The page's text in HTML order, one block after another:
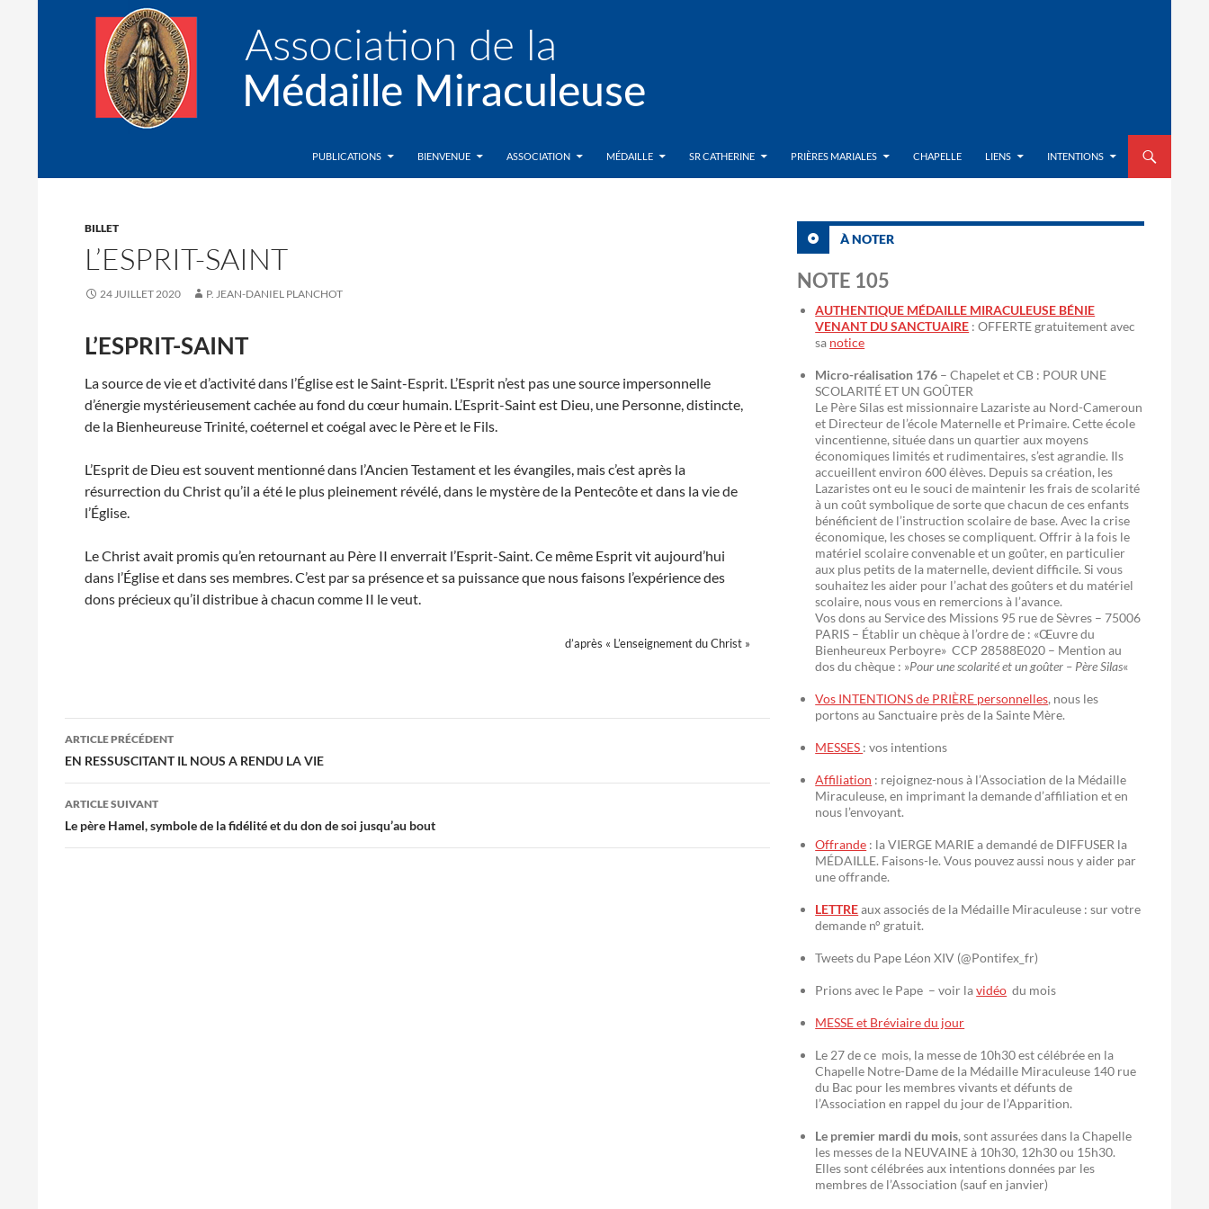
Association de la Médaille MiraculeusePUBLICATIONS
BIENVENUE ASSOCIATION MÉDAILLE SR CATHERINE PRIÈRES MARIALES CHAPELLE LIENS INTENTIONS
BILLET
L’ESPRIT-SAINT
24 JUILLET 2020 P. JEAN-DANIEL PLANCHOT
L’ESPRIT-SAINT
La source de vie et d’activité dans l’Église est le Saint-Esprit. L’Es­prit n’est pas une source impersonnelle
d’énergie mystérieusement cachée au fond du cœur humain. L’Esprit-Saint est Dieu, une Personne, distincte,
de la Bienheureuse Trinité, coéternel et coégal avec le Père et le Fils.
L’Esprit de Dieu est souvent mentionné dans l’Ancien Testa­ment et les évangiles, mais c’est après la
résurrection du Christ qu’il a été le plus pleinement révélé, dans le mystère de la Pentecôte et dans la vie de
l’Église.
Le Christ avait promis qu’en retournant au Père II enver­rait l’Esprit-Saint. Ce même Esprit vit aujourd’hui
dans l’Église et dans ses membres. C’est par sa présence et sa puissance que nous faisons l’ex­périence des
dons précieux qu’il distribue à chacun comme II le veut.
d’après « L’enseignement du Christ »
Navigation
des
articles
ARTICLE PRÉCÉDENT
EN RESSUSCITANT IL NOUS A RENDU LA VIE
ARTICLE SUIVANT
Le père Hamel, symbole de la fidélité et du don de soi jusqu’au bout
À NOTER
NOTE 105
AUTHENTIQUE MÉDAILLE MIRACULEUSE BÉNIE
VENANT DU SANCTUAIRE : OFFERTE gratuitement avec
sa notice
Micro-réalisation 176 – Chapelet et CB : POUR UNE
SCOLARITÉ ET UN GOÛTER
Le Père Silas est missionnaire Lazariste au Nord-Cameroun
et Directeur de l’école Maternelle et Primaire. Cette école
vincentienne, située dans un quartier aux moyens
économiques limités et rudimentaires, s’est agrandie. Ils
accueillent environ 600 élèves. Depuis sa création, les
Lazaristes ont eu le souci de maintenir les frais de scolarité
à un coût symbolique de sorte que chacun de ces enfants
bénéficient de l’instruction scolaire de base. Avec la crise
économique, les choses se compliquent. Offrir à la fois le
matériel scolaire convenable et un goûter, en particulier
aux plus petits de la maternelle, devient difficile. Si vous
souhaitez les aider pour l’achat des goûters et du matériel
scolaire, nous vous en remercions à l’avance.
Vos dons au Service des Missions 95 rue de Sèvres – 75006
PARIS – Établir un chèque à l’ordre de : «Œuvre du
Bienheureux Perboyre» CCP 28588E020 – Mention au
dos du chèque : »Pour une scolarité et un goûter – Père Silas«
Vos INTENTIONS de PRIÈRE personnelles, nous les
portons au Sanctuaire près de la Sainte Mère.
MESSES : vos intentions
Affiliation : rejoignez-nous à l’Association de la Médaille
Miraculeuse, en imprimant la demande d’affiliation et en
nous l’envoyant.
Offrande : la VIERGE MARIE a demandé de DIFFUSER la
MÉDAILLE. Faisons-le. Vous pouvez aussi nous y aider par
une offrande.
LETTREaux associés de la Médaille Miraculeuse : sur votre
demande n° gratuit.
Tweets du Pape Léon XIV (@Pontifex_fr)
Prions avec le Pape – voir lavidéo du mois
MESSE et Bréviaire du jour
Le 27 de ce mois, la messe de 10h30 est célébrée en la
Chapelle Notre-Dame de la Médaille Miraculeuse 140 rue
du Bac pour les membres vivants et défunts de
l’Association en rappel du jour de l’Apparition.
Le premier mardi du mois, sont assurées dans la Chapelle
les messes de la NEUVAINE à 10h30, 12h30 ou 15h30.
Elles sont célébrées aux intentions données par les
membres de l’Association (sauf en janvier)